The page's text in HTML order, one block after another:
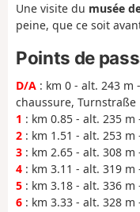
Une visite du musée
peine, que ce soit
Points de
D/A : km 0 - alt. 243 m
chaussure, Turnstraße
1 : km 0.85 - alt. 235
2 : km 1.51 - alt. 253
3 : km 2.65 - alt. 308
4 : km 3.11 - alt. 319
5 : km 3.18 - alt. 336
6 : km 3.33 - alt. 328 m